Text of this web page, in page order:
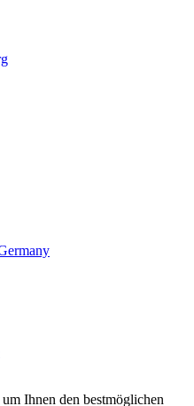
Ihnen den bestmöglichen